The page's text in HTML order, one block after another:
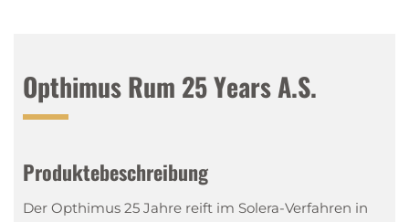
Opthimus Rum 25 Years A.S.
Produktebeschreibung
Der Opthimus 25 Jahre reift im Solera-Verfahren in